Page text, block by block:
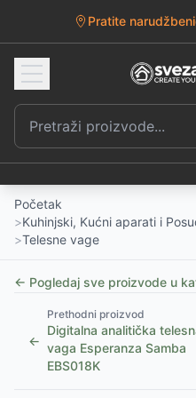
Pratite
Početak
>Kuhinjski, Kućni aparati i
>Telesne vage
← Pogledaj sve proizvode u
←
Prethodni proizvod
Digitalna analitička
vaga Esperanza Samba
EBS018K